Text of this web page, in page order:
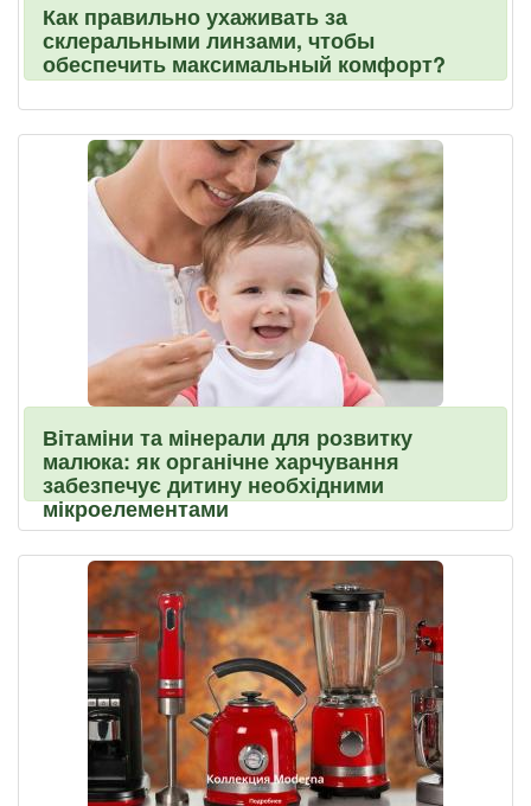
Как правильно ухаживать за
склеральными линзами, чтобы
обеспечить максимальный комфорт?
Вітаміни та мінерали для розвитку
малюка: як органічне харчування
забезпечує дитину необхідними
мікроелементами